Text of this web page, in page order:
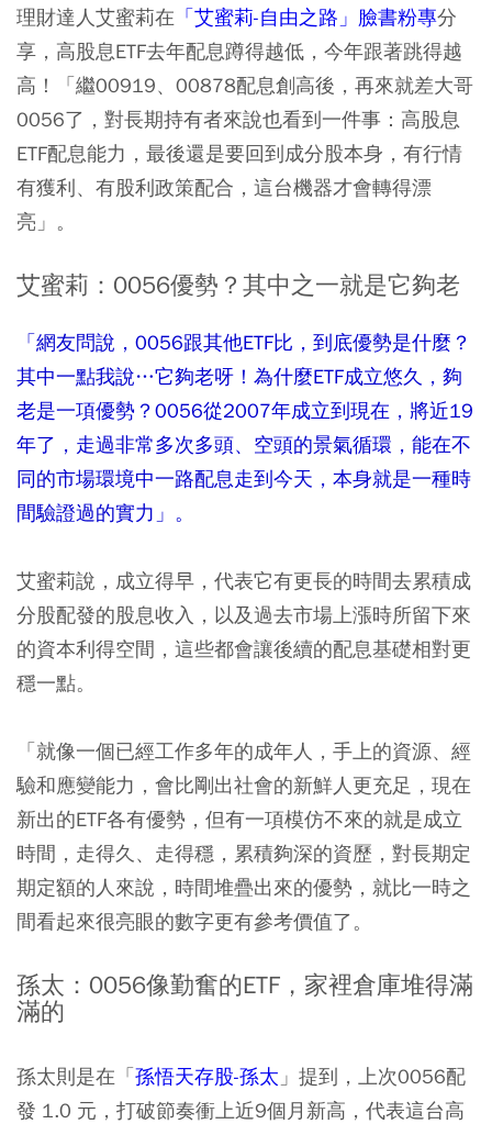
理財達人艾蜜莉在 「艾蜜莉-自由之路」臉書粉專分
享，高股息ETF去年配息蹲得越低，今年跟著跳得越
高！「繼00919、00878配息創高後，再來就差大哥
0056了，對長期持有者來說也看到一件事：高股息
ETF配息能力，最後還是要回到成分股本身，有行情
有獲利、有股利政策配合，這台機器才會轉得漂
亮」。
艾蜜莉：0056優勢？其中之一就是它夠老
「網友問說，0056跟其他ETF比，到底優勢是什麼？
其中一點我說…它夠老呀！為什麼ETF成立悠久，夠
老是一項優勢？0056從2007年成立到現在，將近19
年了，走過非常多次多頭、空頭的景氣循環，能在不
同的市場環境中一路配息走到今天，本身就是一種時
間驗證過的實力」。
艾蜜莉說，成立得早，代表它有更長的時間去累積成
分股配發的股息收入，以及過去市場上漲時所留下來
的資本利得空間，這些都會讓後續的配息基礎相對更
穩一點。
「就像一個已經工作多年的成年人，手上的資源、經
驗和應變能力，會比剛出社會的新鮮人更充足，現在
新出的ETF各有優勢，但有一項模仿不來的就是成立
時間，走得久、走得穩，累積夠深的資歷，對長期定
期定額的人來說，時間堆疊出來的優勢，就比一時之
間看起來很亮眼的數字更有參考價值了。
孫太：0056像勤奮的ETF，家裡倉庫堆得滿
滿的
孫太則是在「孫悟天存股-孫太 」提到，上次0056配
發 1.0 元，打破節奏衝上近9個月新高，代表這台高